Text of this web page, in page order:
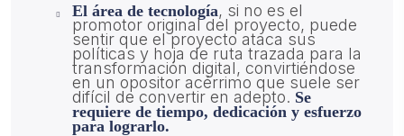
El área de tecnología, si no es el
promotor original del proyecto, puede
sentir que el proyecto ataca sus
políticas y hoja de ruta trazada para la
transformación digital, convirtiéndose
en un opositor acérrimo que suele ser
difícil de convertir en adepto. Se
requiere de tiempo, dedicación y esfuerzo
para lograrlo.